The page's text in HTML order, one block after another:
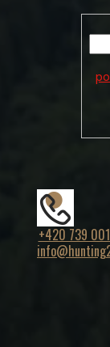
+420 739